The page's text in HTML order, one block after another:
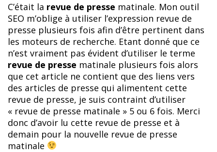
C’était la revue de presse matinale. Mon outil
SEO m’oblige à utiliser l’expression revue de
presse plusieurs fois afin d’être pertinent dans
les moteurs de recherche. Etant donné que ce
n’est vraiment pas évident d’utiliser le terme
revue de presse matinale plusieurs fois alors
que cet article ne contient que des liens vers
des articles de presse qui alimentent cette
revue de presse, je suis contraint d’utiliser
« revue de presse matinale » 5 ou 6 fois. Merci
donc d’avoir lu cette revue de presse et à
demain pour la nouvelle revue de presse
matinale